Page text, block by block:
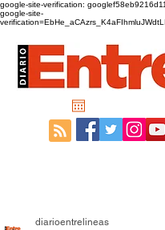
google-site-verification:
google-site-
diarioentrelineas